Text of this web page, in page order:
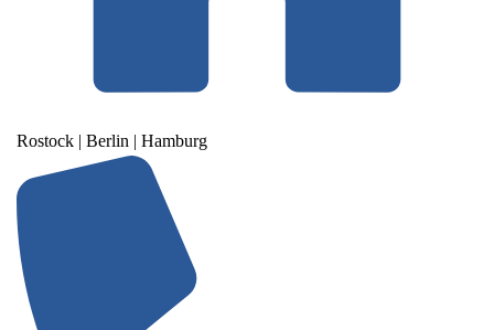
Rostock | Berlin | Hamburg